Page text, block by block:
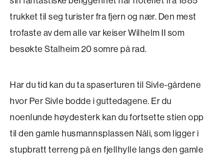
trukket til seg turister fra fjern og nær. Den mest
trofaste av dem alle var keiser Wilhelm II som
besøkte Stalheim 20 somre på rad.
Har du tid kan du ta spaserturen til Sivle-­gårdene
hvor Per Sivle bodde i guttedagene. Er du
noenlunde høydesterk kan du fortsette stien opp
til den gamle husmannsplassen Nåli, som ligger i
stupbratt terreng på en fjellhylle langs den gamle